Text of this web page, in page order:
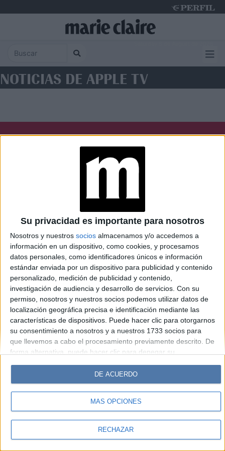
Su privacidad es importante para nosotros
Nosotros y nuestros socios almacenamos y/o accedemos a
información en un dispositivo, como cookies, y procesamos
datos personales, como identificadores únicos e información
estándar enviada por un dispositivo para publicidad y contenido
personalizado, medición de publicidad y contenido,
investigación de audiencia y desarrollo de servicios. Con su
permiso, nosotros y nuestros socios podemos utilizar datos de
localización geográfica precisa e identificación mediante las
características de dispositivos. Puede hacer clic para otorgarnos
su consentimiento a nosotros y a nuestros 1733 socios para
que llevemos a cabo el procesamiento previamente descrito. De
forma alternativa, puede hacer clic para denegar su
cambiar sus preferencias antes de otorgar su consentimiento.
Tenga en cuenta que algún procesamiento de sus datos
personales puede no requerir de su consentimiento, pero usted
tiene el derecho de rechazar tal procesamiento. Sus
sus preferencias o retirar su consentimiento en cualquier
MÁS OPCIONES
RECHAZAR
DE ACUERDO
NOTICIAS DE APPLE TV
Caras Noticias
Weekend Parabrisas
Look
Luz Mía Lunateen Break BATimes
© Perfil.com 2006-2019 - Todos los derechos reservados
Registro de Propiedad Intelectual: Nro. 5346433